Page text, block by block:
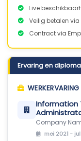
Live
Veilig betalen via
Contract via
Ervaring en
WERKERVARING
Information
Company
mei 2021 -